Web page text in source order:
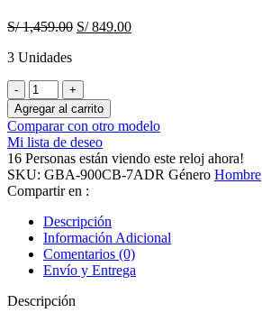
S/1,459.00 Original
S/849.00Current
3 Unidades
Reloj
G-
Shock
Análogo
-
Digital
GBA-
900CB-
7ADR
Hombre
quantity
Agregar al carrito
Comparar con otro modelo
Mi lista de deseo
16 Personas están viendo este reloj ahora!
SKU: GBA-900CB-7ADR Género Hombre
Compartir en :
Descripción
Información Adicional
Comentarios (0)
Envío y Entrega
Descripción